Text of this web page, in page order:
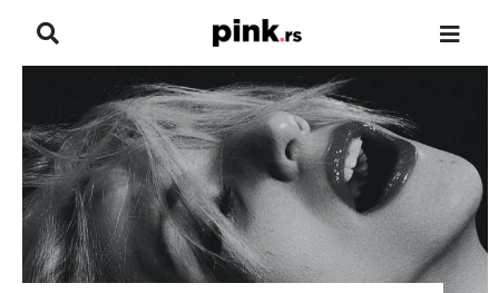
VESTI
ZADRUGA
SHOWBIZ